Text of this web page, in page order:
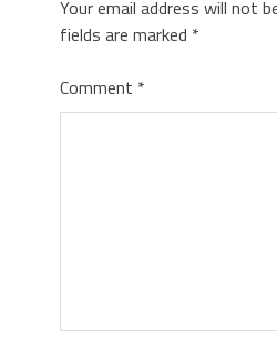
Your email address will not
fields are marked *
Comment *